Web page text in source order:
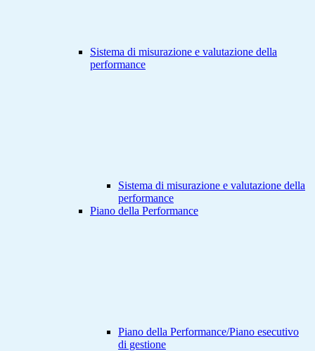
Sistema di misurazione e valutazione della
performance
Sistema di misurazione e valutazione della
performance
Piano della Performance
Piano della Performance/Piano esecutivo
di gestione